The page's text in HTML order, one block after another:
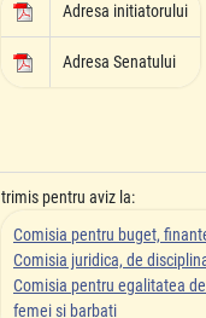
Adresa initiatorului
Adresa Senatului
trimis pentru aviz la:
Comisia pentru buget,
Comisia juridica, de
Comisia pentru egalitatea
femei si barbati